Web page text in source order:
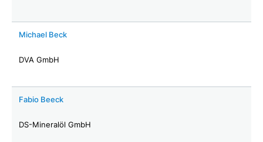
Michael Beck
DVA GmbH
Fabio Beeck
DS-Mineralöl GmbH